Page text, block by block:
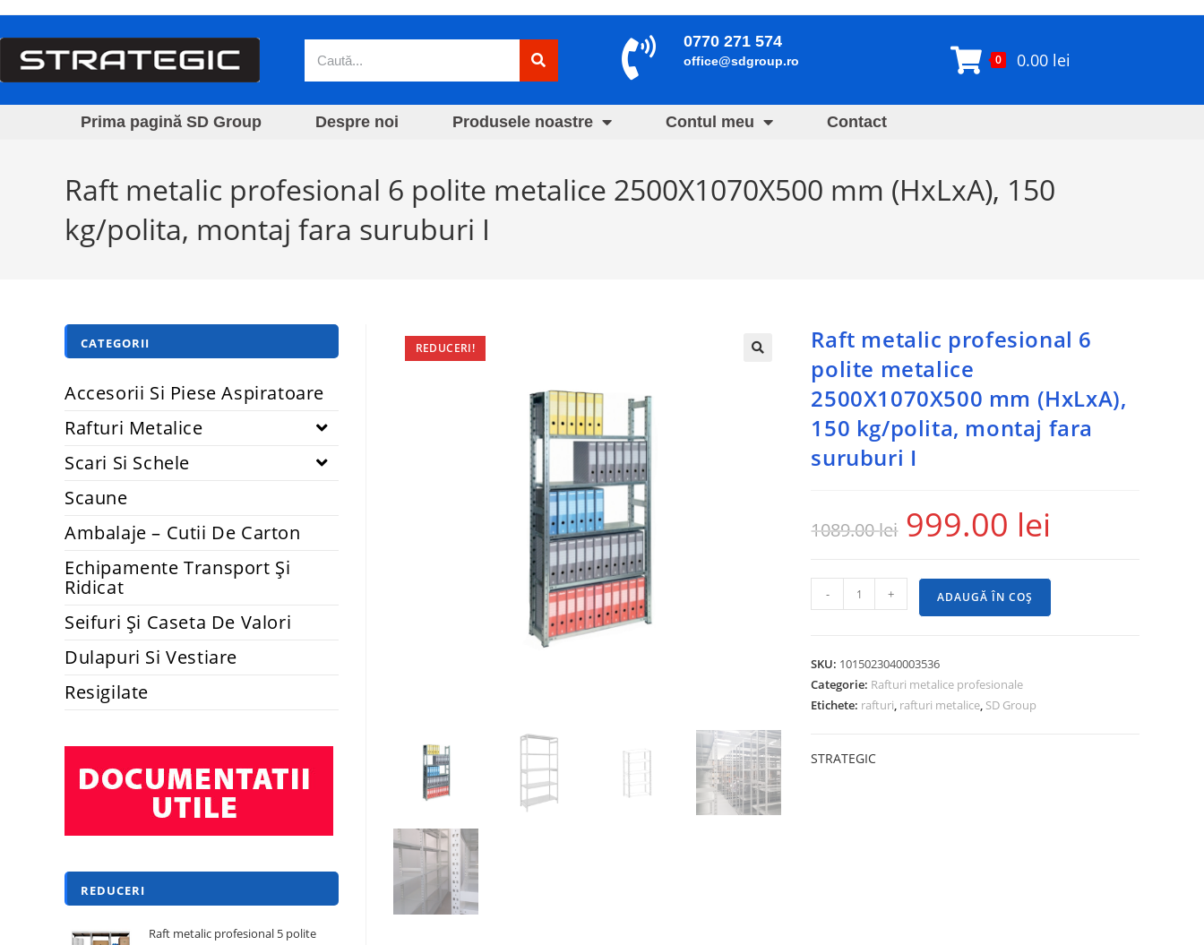
0770 271 574
office@sdgroup.ro 0 0.00 lei
Prima pagină SD Group Despre noi Produsele noastre Contul meu Contact
Raft metalic profesional 6 polite metalice 2500X1070X500 mm (HxLxA), 150
kg/polita, montaj fara suruburi I
REDUCERI!
Raft metalic profesional 6
polite metalice
2500X1070X500 mm (HxLxA),
150 kg/polita, montaj fara
suruburi I
1089.00lei 999.00 lei
- + ADAUGĂ ÎN COȘ
SKU: 1015023040003536
Categorie: Rafturi metalice profesionale
Etichete: rafturi, rafturi metalice, SD Group
STRATEGIC
CATEGORII
Accesorii Si Piese Aspiratoare
Rafturi Metalice
Scari Si Schele
Scaune
Ambalaje – Cutii De Carton
Echipamente Transport Și
Ridicat
Seifuri Și Caseta De Valori
Dulapuri Si Vestiare
Resigilate
REDUCERI
Raft metalic profesional 5 polite